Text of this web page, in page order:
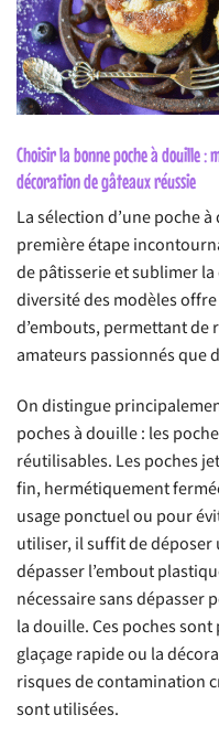
Choisir la bonne poche à douille
décoration de gâteaux réussie
La sélection d’une poche
première étape
de pâtisserie et sublimer la
diversité des modèles
d’embouts, permettant de
amateurs passionnés que
On distingue
poches à douille : les
réutilisables. Les poches
fin, hermétiquement
usage ponctuel ou pour
utiliser, il suffit de
dépasser l’embout
nécessaire sans dépasser
la douille. Ces poches
glaçage rapide ou la
risques de contamination
sont utilisées.